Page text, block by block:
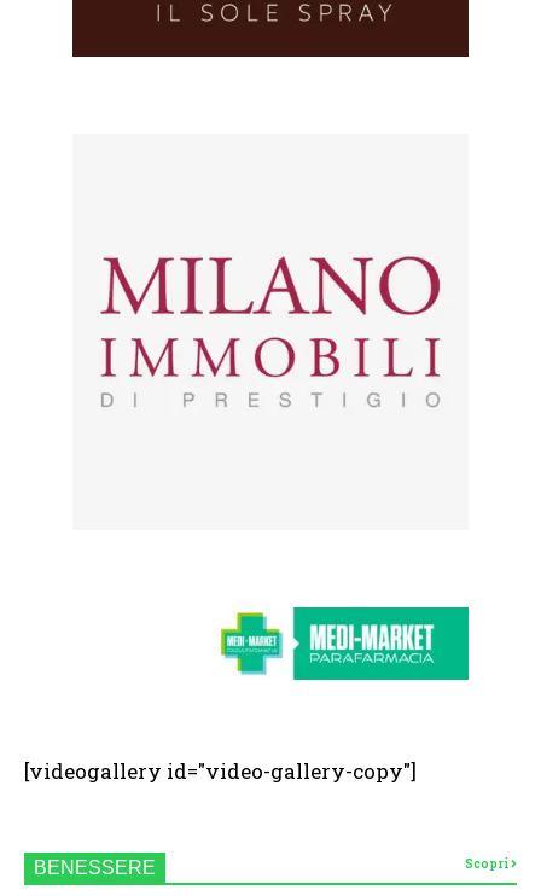
[videogallery id="video-gallery-copy"]
BENESSERE Scopri